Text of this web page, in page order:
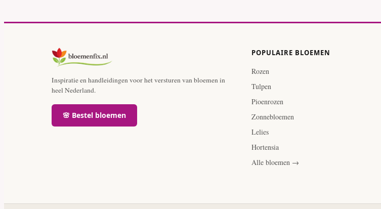
Inspiratie en handleidingen voor het versturen van bloemen in
heel Nederland.
🌸 Bestel bloemen
POPULAIRE BLOEMEN
Rozen
Tulpen
Pioenrozen
Zonnebloemen
Lelies
Hortensia
Alle bloemen →